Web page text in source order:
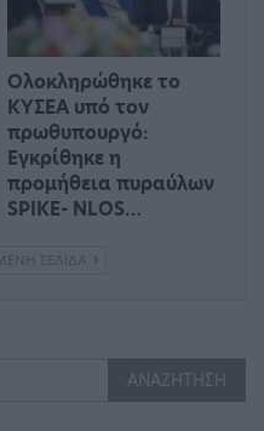
Ολοκληρώθηκε το
ΚΥΣΕΑ υπό τον
πρωθυπουργό:
Εγκρίθηκε η
προμήθεια πυραύλων
SPIKE- NLOS…
ΣΕΛΊΔΑ